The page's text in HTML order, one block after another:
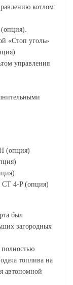
котлом:
«Стоп уголь»
управления
(опция)
CT 4-P (опция)
был
загородных
топлива на
автономной